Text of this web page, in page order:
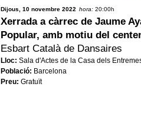
Dijous, 10 novembre 2022 hora: 20:00h
Xerrada a càrrec de Jaume
Popular, amb motiu del
Esbart Català de Dansaires
Lloc: Sala d'Actes de la Casa dels
Població: Barcelona
Preu: Gratuït